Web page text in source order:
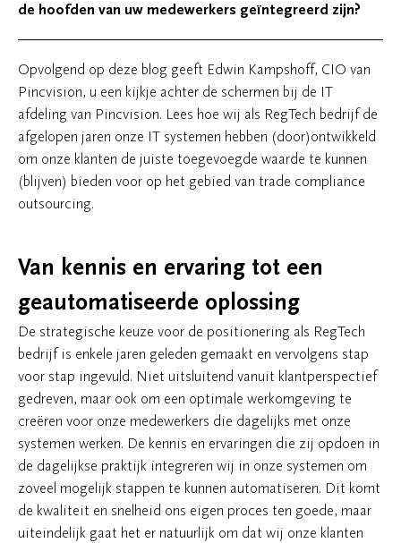
de hoofden van uw medewerkers geïntegreerd zijn?
Opvolgend op deze blog geeft Edwin Kampshoff, CIO van
Pincvision, u een kijkje achter de schermen bij de IT
afdeling van Pincvision. Lees hoe wij als RegTech bedrijf de
afgelopen jaren onze IT systemen hebben (door)ontwikkeld
om onze klanten de juiste toegevoegde waarde te kunnen
(blijven) bieden voor op het gebied van trade compliance
outsourcing.
Van kennis en ervaring tot een
geautomatiseerde oplossing
De strategische keuze voor de positionering als RegTech
bedrijf is enkele jaren geleden gemaakt en vervolgens stap
voor stap ingevuld. Niet uitsluitend vanuit klantperspectief
gedreven, maar ook om een optimale werkomgeving te
creëren voor onze medewerkers die dagelijks met onze
systemen werken. De kennis en ervaringen die zij opdoen in
de dagelijkse praktijk integreren wij in onze systemen om
zoveel mogelijk stappen te kunnen automatiseren. Dit komt
de kwaliteit en snelheid ons eigen proces ten goede, maar
uiteindelijk gaat het er natuurlijk om dat wij onze klanten